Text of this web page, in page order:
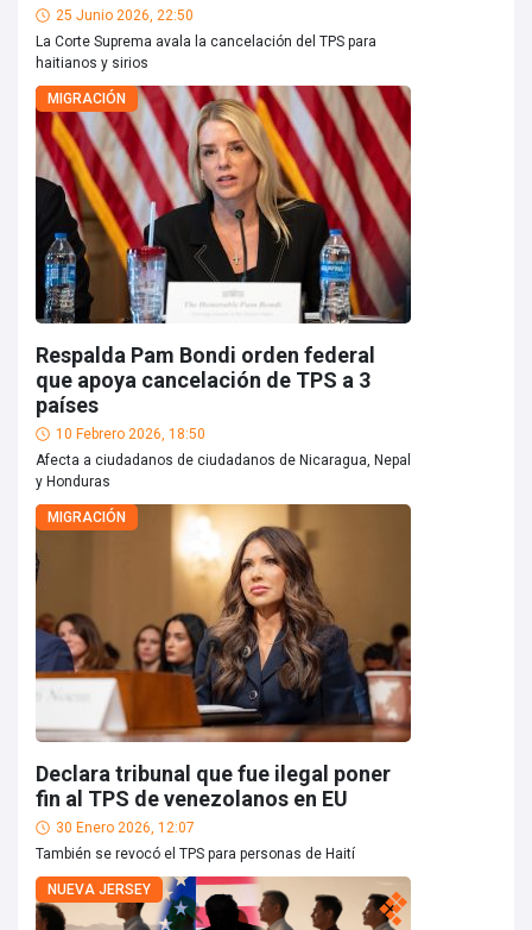
25 Junio 2026, 22:50
La Corte Suprema avala la cancelación del TPS para
haitianos y sirios
MIGRACIÓN
Respalda Pam Bondi orden federal
que apoya cancelación de TPS a 3
países
10 Febrero 2026, 18:50
Afecta a ciudadanos de ciudadanos de Nicaragua, Nepal
y Honduras
MIGRACIÓN
Declara tribunal que fue ilegal poner
fin al TPS de venezolanos en EU
30 Enero 2026, 12:07
También se revocó el TPS para personas de Haití
NUEVA JERSEY